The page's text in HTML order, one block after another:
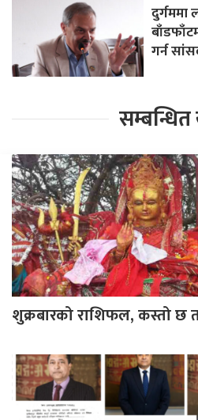
दुर्गममा
गर्न
शुक्रबारको राशिफल, कस्तो